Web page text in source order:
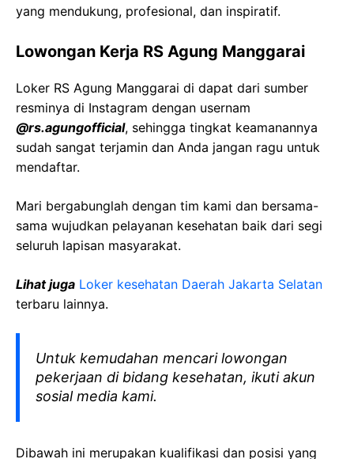
yang mendukung, profesional, dan inspiratif.
Lowongan Kerja RS Agung Manggarai
Loker RS Agung Manggarai di dapat dari sumber
resminya di Instagram dengan usernam
@rs.agungofficial, sehingga tingkat keamanannya
sudah sangat terjamin dan Anda jangan ragu untuk
mendaftar.
Mari bergabunglah dengan tim kami dan bersama-
sama wujudkan pelayanan kesehatan baik dari segi
seluruh lapisan masyarakat.
Lihat juga Loker kesehatan Daerah Jakarta Selatan
terbaru lainnya.
Untuk kemudahan mencari lowongan
pekerjaan di bidang kesehatan, ikuti akun
sosial media kami.
Dibawah ini merupakan kualifikasi dan posisi yang